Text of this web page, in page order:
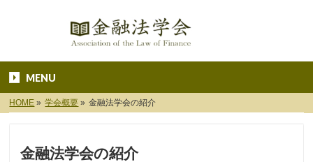
MENU
HOME » 学会概要 » 金融法学会の紹介
金融法学会の紹介